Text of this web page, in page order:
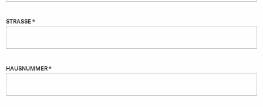
STRASSE *
HAUSNUMMER *